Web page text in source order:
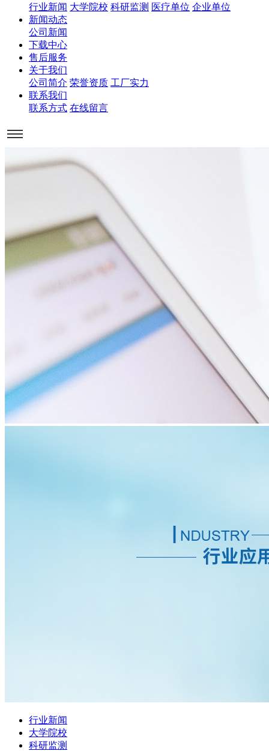
行业新闻 大学院校 科研监测 医疗单位 企业单位
新闻动态
公司新闻
下载中心
售后服务
关于我们
公司简介 荣誉资质 工厂实力
联系我们
联系方式 在线留言
行业新闻
大学院校
科研监测